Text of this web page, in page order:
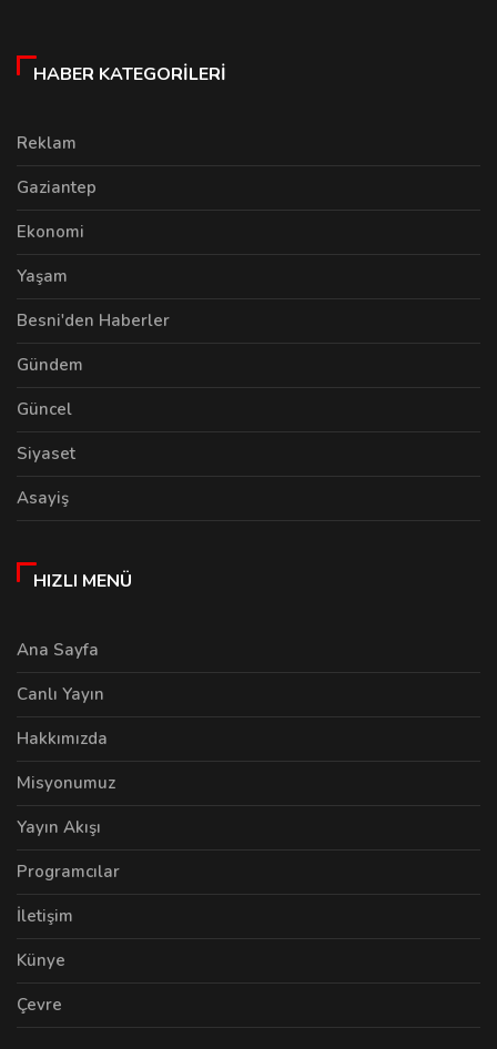
HABER KATEGORILERI
Reklam
Gaziantep
Ekonomi
Yaşam
Besni'den Haberler
Gündem
Güncel
Siyaset
Asayiş
HIZLI MENÜ
Ana Sayfa
Canlı Yayın
Hakkımızda
Misyonumuz
Yayın Akışı
Programcılar
İletişim
Künye
Çevre